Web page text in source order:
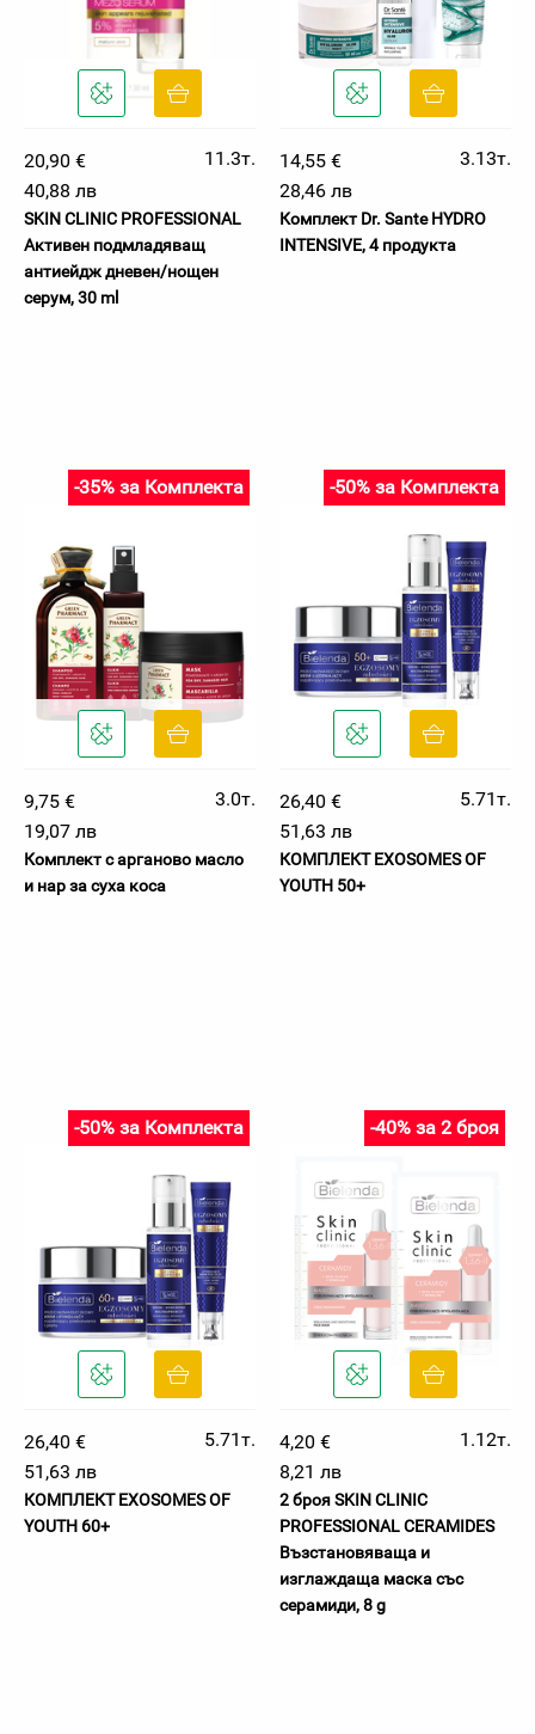
20,90 €
11.3т.
40,88 лв
SKIN CLINIC PROFESSIONAL
Активен подмладяващ
антиейдж дневен/нощен
серум, 30 ml
14,55 €
3.13т.
28,46 лв
Комплект Dr. Sante HYDRO
INTENSIVE, 4 продукта
-35% за Комплекта
9,75 €
3.0т.
19,07 лв
Комплект с арганово масло
и нар за суха коса
-50% за Комплекта
26,40 €
5.71т.
51,63 лв
КОМПЛЕКТ EXOSOMES OF
YOUTH 50+
-50% за Комплекта
26,40 €
5.71т.
51,63 лв
КОМПЛЕКТ EXOSOMES OF
YOUTH 60+
-40% за 2 броя
4,20 €
1.12т.
8,21 лв
2 броя SKIN CLINIC
PROFESSIONAL CERAMIDES
Възстановяваща и
изглаждаща маска със
серамиди, 8 g